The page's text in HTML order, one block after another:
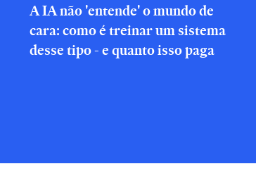
A IA não 'entende' o mundo de
cara: como é treinar um sistema
desse tipo - e quanto isso paga